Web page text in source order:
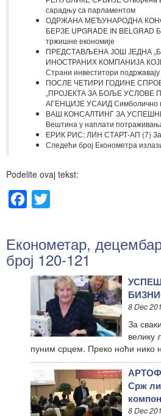
сарадњу са парламентом
ОДРЖАНА МЕЂУНАРОДНА
БЕРЗЕ UPGRADE IN BELGRAD
тржишне економије
ПРЕДСТАВЉЕНА ЈОШ ЈЕДНА
ИНОСТРАНИХ КОМПАНИЈА
Страни инвеститори
ПОСЛЕ ЧЕТИРИ ГОДИНЕ
„ПРОЈЕКТА ЗА БОЉЕ УСЛОВЕ
АГЕНЦИЈЕ УСАИД
ВАШ КОНСАЛТИНГ ЗА
Вештина у наплати
ЕРИК РИС: ЛИН СТАРТ-АП (7)
Следећи број Економетра
Podelite ovaj tekst:
Facebook
Економетар,
број 120-121
8 Dec
За
велику
пуним срцем. Преко ноћи нико
Срж
8 Dec